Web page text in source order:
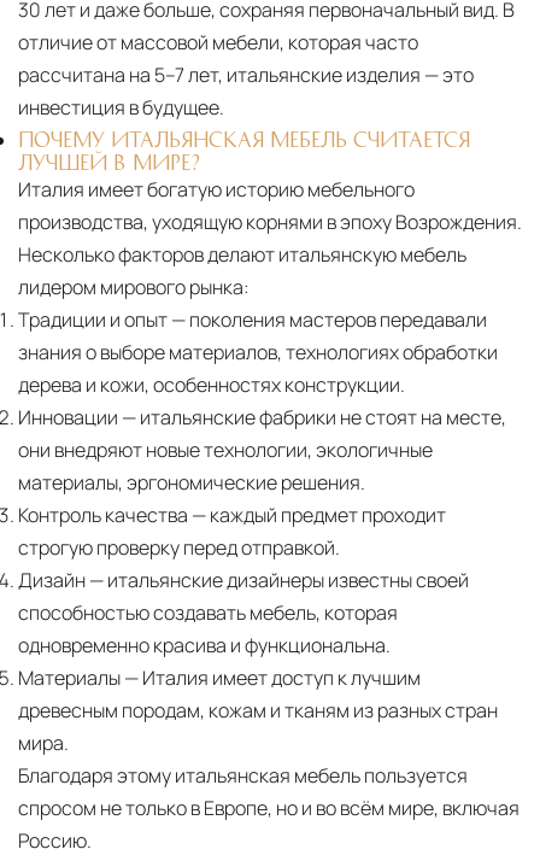
Страхование грузаВсе международные
поставки застрахованы в соответствии с
международными стандартами. Клиенты могут
выбрать дополнительное страхование для
критичных партий товара.
30 лет и даже больше, сохраняя первоначальный вид. В
отличие от массовой мебели, которая часто
рассчитана на 5–7 лет, итальянские изделия — это
инвестиция в будущее.
ПОЧЕМУ ИТАЛЬЯНСКАЯ МЕБЕЛЬ СЧИТАЕТСЯ
ЛУЧШЕЙ В МИРЕ?
Италия имеет богатую историю мебельного
производства, уходящую корнями в эпоху Возрождения.
Несколько факторов делают итальянскую мебель
лидером мирового рынка:
Традиции и опыт— поколения мастеров передавали
знания о выборе материалов, технологиях обработки
дерева и кожи, особенностях конструкции.
Инновации — итальянские фабрики не стоят на месте,
они внедряют новые технологии, экологичные
материалы, эргономические решения.
Контроль качества — каждый предмет проходит
строгую проверку перед отправкой.
Дизайн— итальянские дизайнеры известны своей
способностью создавать мебель, которая
одновременно красива и функциональна.
Материалы— Италия имеет доступ к лучшим
древесным породам, кожам и тканям из разных стран
мира.
Благодаря этому итальянская мебель пользуется
спросом не только в Европе, но и во всём мире, включая
Россию.